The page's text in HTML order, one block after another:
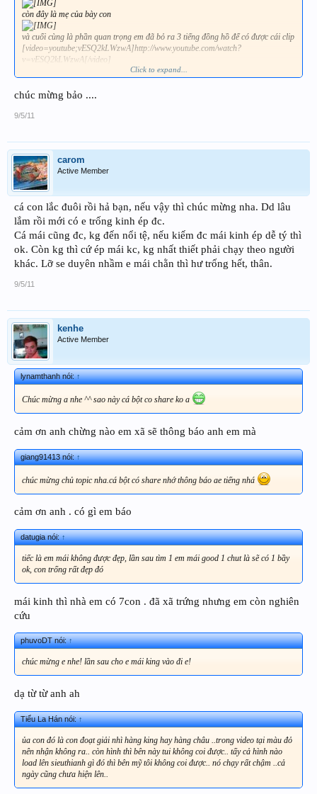
còn đây là mẹ của bày con
và cuối cùng là phần quan trọng em đã bỏ ra 3 tiếng đồng hồ để có được cái clip
[video=youtube;vESQ2kLWzwA]http://www.youtube.com/watch?
v=vESQ2kLWzwA[/video]
2 vợ chồng đã được làm cha mẹ trên 100 em
Click to expand...
chúc mừng bảo ....
9/5/11
carom
Active Member
cá con lắc đuôi rồi hả bạn, nếu vậy thì chúc mừng nha. Dd lâu
lắm rồi mới có e trống kinh ép đc.
Cá mái cũng đc, kg đến nổi tệ, nếu kiếm đc mái kinh ép dễ tý thì
ok. Còn kg thì cứ ép mái kc, kg nhất thiết phải chạy theo người
khác. Lỡ se duyên nhầm e mái chằn thì hư trống hết, thân.
9/5/11
kenhe
Active Member
lynamthanh nói:↑
Chúc mừng a nhe ^^ sao này cá bột co share ko a
cảm ơn anh chừng nào em xã sẽ thông báo anh em mà
giang91413 nói:↑
chúc mừng chủ topic nha.cá bột có share nhớ thông báo ae tiếng nhá
cảm ơn anh . có gì em báo
datugia nói:↑
tiếc là em mái không được đẹp, lần sau tìm 1 em mái good 1 chut là sẽ có 1 bầy
ok, con trống rất đẹp đó
mái kinh thì nhà em có 7con . đã xã trứng nhưng em còn nghiên
cứu
phuvoDT nói:↑
chúc mừng e nhe! lần sau cho e mái king vào đi e!
dạ từ từ anh ah
Tiểu La Hán nói:↑
ủa con đó là con đoạt giải nhì hàng king hay hàng châu ..trong video tại màu đỏ
nên nhận không ra.. còn hình thì bên này tui không coi được.. tấy cả hình nào
load lên sieuthianh gì đó thì bên mỹ tôi không coi được.. nó chạy rất chậm ..cả
ngày cũng chưa hiện lên..